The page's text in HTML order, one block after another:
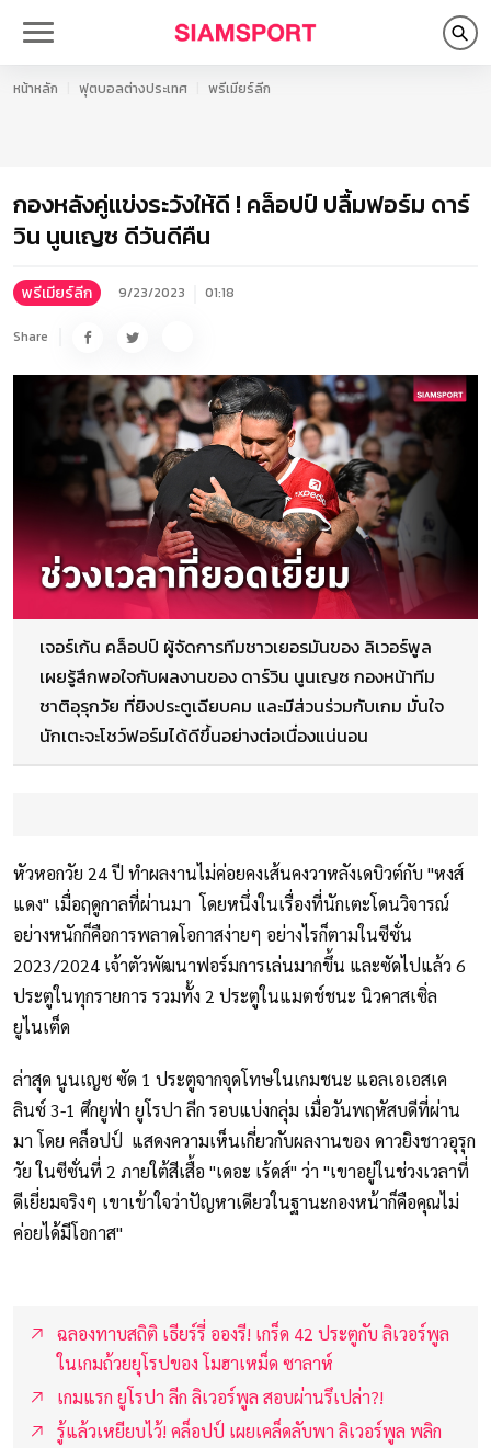
หน้าหลัก ฟุตบอลต่างประเทศ พรีเมียร์ลีก
กองหลังคู่แข่งระวังให้ดี ! คล็อปป์ ปลื้มฟอร์ม ดาร์
วิน นูนเญซ ดีวันดีคืน
พรีเมียร์ลีก 9/23/2023 01:18
Share
เจอร์เก้น คล็อปป์ ผู้จัดการทีมชาวเยอรมันของ ลิเวอร์พูล
เผยรู้สึกพอใจกับผลงานของ ดาร์วิน นูนเญซ กองหน้าทีม
ชาติอุรุกวัย ที่ยิงประตูเฉียบคม และมีส่วนร่วมกับเกม มั่นใจ
นักเตะจะโชว์ฟอร์มได้ดีขึ้นอย่างต่อเนื่องแน่นอน
หัวหอกวัย 24 ปี ทำผลงานไม่ค่อยคงเส้นคงวาหลังเดบิวต์กับ "หงส์
แดง" เมื่อฤดูกาลที่ผ่านมา โดยหนึ่งในเรื่องที่นักเตะโดนวิจารณ์
อย่างหนักก็คือการพลาดโอกาสง่ายๆ อย่างไรก็ตามในซีซั่น
2023/2024 เจ้าตัวพัฒนาฟอร์มการเล่นมากขึ้น และซัดไปแล้ว 6
ประตูในทุกรายการ รวมทั้ง 2 ประตูในแมตช์ชนะ นิวคาสเซิ่ล
ยูไนเต็ด
ล่าสุด นูนเญซ ซัด 1 ประตูจากจุดโทษในเกมชนะ แอลเอเอสเค
ลินซ์ 3-1 ศึกยูฟ่า ยูโรปา ลีก รอบแบ่งกลุ่ม เมื่อวันพฤหัสบดีที่ผ่าน
มา โดย คล็อปป์ แสดงความเห็นเกี่ยวกับผลงานของ ดาวยิงชาวอุรุก
วัย ในซีซั่นที่ 2 ภายใต้สีเสื้อ "เดอะ เร้ดส์" ว่า "เขาอยู่ในช่วงเวลาที่
ดีเยี่ยมจริงๆ เขาเข้าใจว่าปัญหาเดียวในฐานะกองหน้าก็คือคุณไม่
ค่อยได้มีโอกาส"
ฉลองทาบสถิติ เธียร์รี่ อองรี! เกร็ด 42 ประตูกับ ลิเวอร์พูล
ในเกมถ้วยยุโรปของ โมฮาเหม็ด ซาลาห์
เกมแรก ยูโรปา ลีก ลิเวอร์พูล สอบผ่านรึเปล่า?!
รู้แล้วเหยียบไว้! คล็อปป์ เผยเคล็ดลับพา ลิเวอร์พูล พลิก